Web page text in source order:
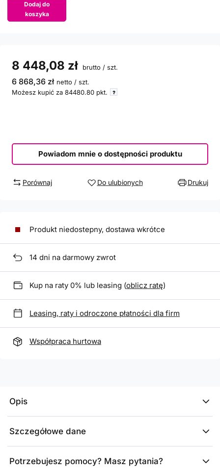
Dodaj do
koszyka
8 448,08 zł brutto / szt.
6 868,36 zł netto / szt.
Możesz kupić za 84480.80 pkt.
Powiadom mnie o dostępności produktu
Porównaj Do ulubionych Drukuj
Produkt niedostepny, dostawa wkrótce
14 dni na darmowy zwrot
Kup na raty 0% lub leasing (oblicz ratę)
Leasing, raty i odroczone płatności dla firm
Współpraca hurtowa
Opis
Szczegółowe dane
Potrzebujesz pomocy? Masz pytania?